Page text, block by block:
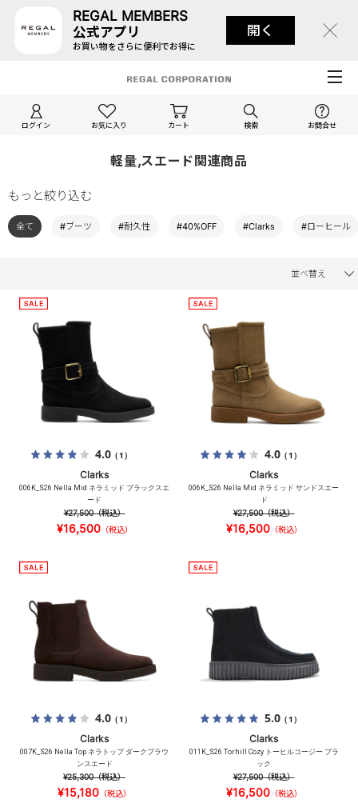
REGAL MEMBERS
公式アプリ
お買い物をさらに便利でお得に
開く
ログイン お気に入り カート 検索 お問合せ
軽量,スエード関連商品
もっと絞り込む
全て #ブーツ #耐久性 #40%OFF #Clarks #ローヒール
並べ替え
4.0（1）
Clarks
006K_S26 Nella Mid ネラミッド ブラックスエ
ード
¥27,500（税込）
¥16,500（税込）
4.0（1）
Clarks
006K_S26 Nella Mid ネラミッド サンドスエー
ド
¥27,500（税込）
¥16,500（税込）
4.0（1）
Clarks
007K_S26 Nella Top ネラトップ ダークブラウ
ンスエード
¥25,300（税込）
¥15,180 （税込）
5.0（1）
Clarks
011K_S26 Torhill Cozy トーヒルコージー ブラ
ック
¥27,500（税込）
¥16,500（税込）